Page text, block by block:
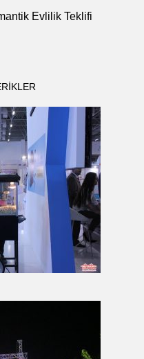
Evlilik Teklifi